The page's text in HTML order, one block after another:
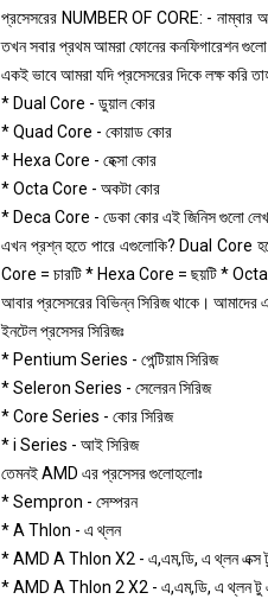
প্রসেসরের NUMBER OF CORE: - নাম্বার
তখন সবার প্রথম আমরা ফোনের কনফিগারেশন গুলো
একই ভাবে আমরা যদি প্রসেসরের দিকে লক্ষ করি
* Dual Core - ডুয়াল কোর
* Quad Core - কোয়াড কোর
* Hexa Core - হেক্সা কোর
* Octa Core - অকটা কোর
* Deca Core - ডেকা কোর এই জিনিস গুলো
এখন প্রশ্ন হতে পারে এগুলোকি? Dual Core
Core = চারটি * Hexa Core = ছয়টি *
আবার প্রসেসরের বিভিন্ন সিরিজ থাকে।
ইনটেল প্রসেসর সিরিজঃ
* Pentium Series - পেন্টিয়াম সিরিজ
* Seleron Series - সেলেরন সিরিজ
* Core Series - কোর সিরিজ
* i Series - আই সিরিজ
তেমনই AMD এর প্রসেসর গুলোহলোঃ
* Sempron - সেম্পরন
* A Thlon - এ থ্লন
* AMD A Thlon X2 - এ,এম,ডি, এ থ্লন এক্স
* AMD A Thlon 2 X2 - এ,এম,ডি, এ থ্লন টু